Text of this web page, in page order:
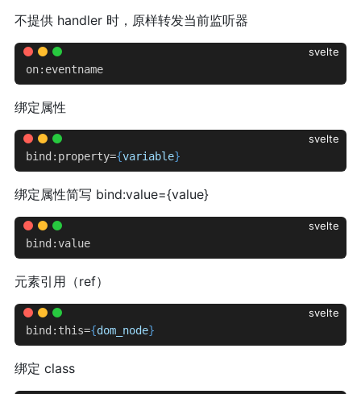
不提供 handler 时，原样转发当前监听器
svelte
on:eventname
绑定属性
svelte
bind:property={variable}
绑定属性简写 bind:value={value}
svelte
bind:value
元素引用（ref）
svelte
bind:this={dom_node}
绑定 class